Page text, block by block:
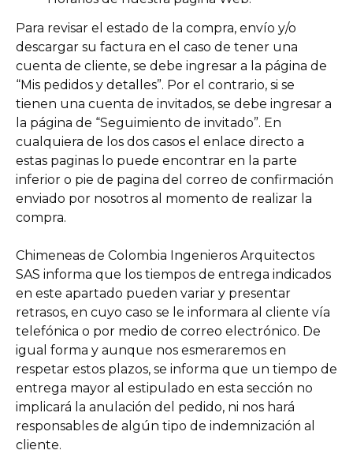
Para revisar el estado de la compra, envío y/o
descargar su factura en el caso de tener una
cuenta de cliente, se debe ingresar a la página de
“Mis pedidos y detalles”. Por el contrario, si se
tienen una cuenta de invitados, se debe ingresar a
la página de “Seguimiento de invitado”. En
cualquiera de los dos casos el enlace directo a
estas paginas lo puede encontrar en la parte
inferior o pie de pagina del correo de confirmación
enviado por nosotros al momento de realizar la
compra.
Chimeneas de Colombia Ingenieros Arquitectos
SAS informa que los tiempos de entrega indicados
en este apartado pueden variar y presentar
retrasos, en cuyo caso se le informara al cliente vía
telefónica o por medio de correo electrónico. De
igual forma y aunque nos esmeraremos en
respetar estos plazos, se informa que un tiempo de
entrega mayor al estipulado en esta sección no
implicará la anulación del pedido, ni nos hará
responsables de algún tipo de indemnización al
cliente.